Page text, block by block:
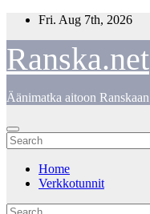
Skip
content
Fri. Aug 7th, 2026
Ranska.net
Äänimatka aitoon Ranskaan
Home
Verkkotunnit